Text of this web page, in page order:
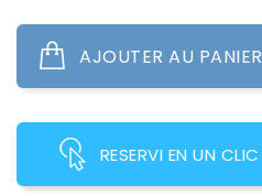
AJOUTER AU PANIER
RESERVI EN UN CLIC